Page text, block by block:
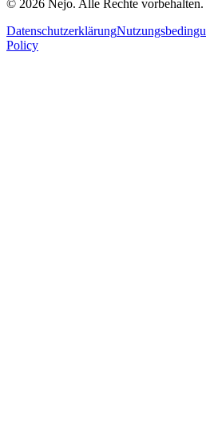
© 2026 Nejo. Alle Rechte vorbehalten.
Datenschutzerklärung
Policy